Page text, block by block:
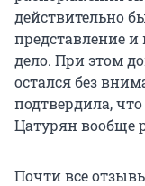
действительно
представление
дело. При этом
остался без
подтвердила,
Цатурян вообще
Почти все